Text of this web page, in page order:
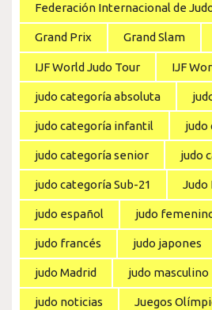
Federación Internacional de
Grand Prix Grand Slam
IJF World Judo Tour IJF
judo categoría absoluta
judo categoría infantil judo
judo categoría senior judo
judo categoría Sub-21 Judo
judo español judo
judo francés judo japones
judo Madrid judo masculino
judo noticias Juegos